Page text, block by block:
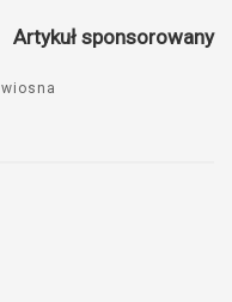
Artykuł sponsorowany
wiosna